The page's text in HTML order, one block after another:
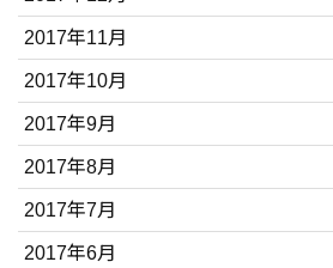
2017年11月
2017年10月
2017年9月
2017年8月
2017年7月
2017年6月